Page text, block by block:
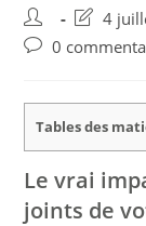
4
0
Tables des
Le vrai
joints de